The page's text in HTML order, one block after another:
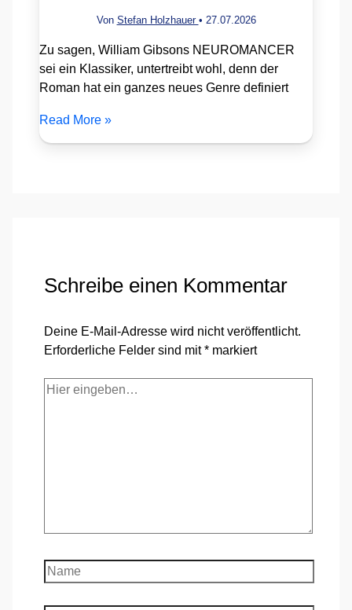
Von Stefan Holzhauer • 27.07.2026
Zu sagen, William Gibsons NEUROMANCER
sei ein Klassiker, untertreibt wohl, denn der
Roman hat ein ganzes neues Genre definiert
Read More »
Schreibe einen Kommentar
Deine E-Mail-Adresse wird nicht veröffentlicht.
Erforderliche Felder sind mit* markiert
Hier
Name